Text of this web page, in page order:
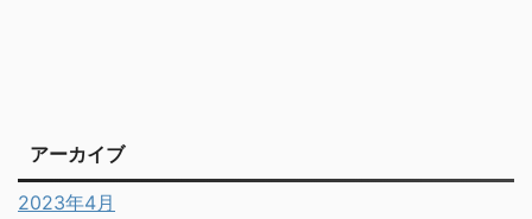
アーカイブ
2023年4月